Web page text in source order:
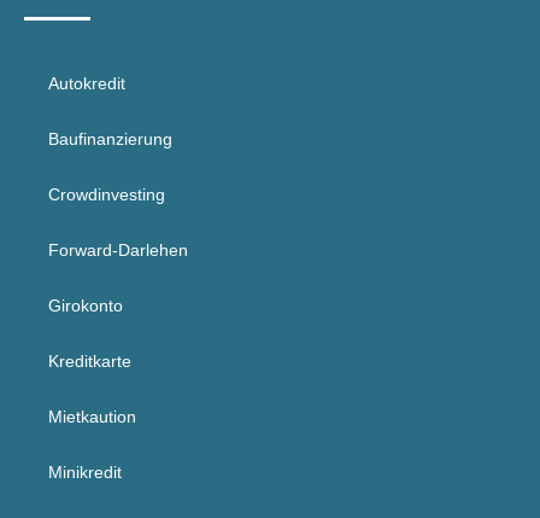
Autokredit
Baufinanzierung
Crowdinvesting
Forward-Darlehen
Girokonto
Kreditkarte
Mietkaution
Minikredit